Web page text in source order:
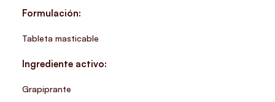
Formulación:
Tableta masticable
Ingrediente activo:
Grapiprante